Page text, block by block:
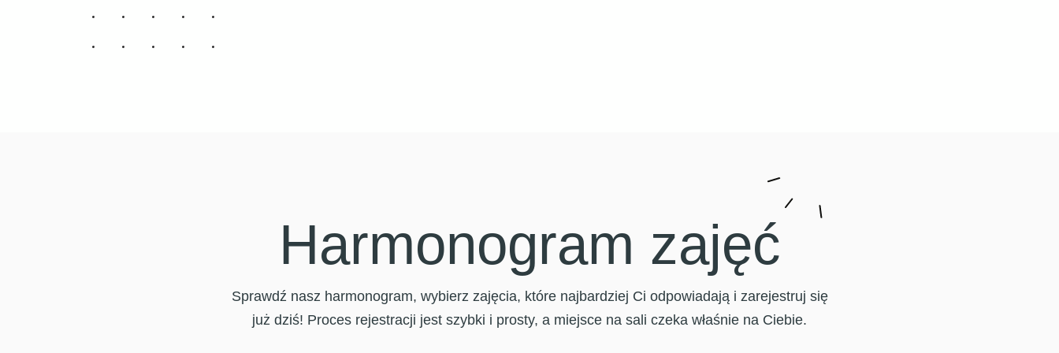
Harmonogram zajęć
Sprawdź nasz harmonogram, wybierz zajęcia, które najbardziej Ci odpowiadają i zarejestruj się
już dziś! Proces rejestracji jest szybki i prosty, a miejsce na sali czeka właśnie na Ciebie.